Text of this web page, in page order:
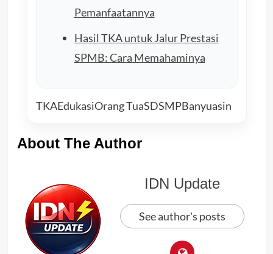
Pemanfaatannya
Hasil TKA untuk Jalur Prestasi
SPMB: Cara Memahaminya
TKAEdukasiOrang TuaSDSMPBanyuasin
About The Author
IDN Update
See author's posts